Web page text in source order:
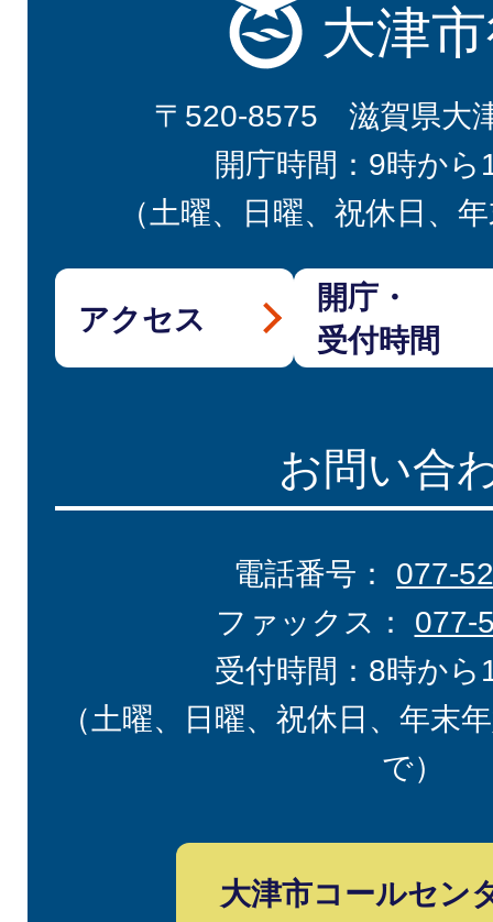
大津
〒520-8575 滋賀県大
開庁時間：9時から
（土曜、日曜、祝休日、
アクセス
開庁・
受付時間
お問い合
電話番号： 077-
ファックス： 077-
受付時間：8時から
（土曜、日曜、祝休日、年末
で）
大津市コールセン